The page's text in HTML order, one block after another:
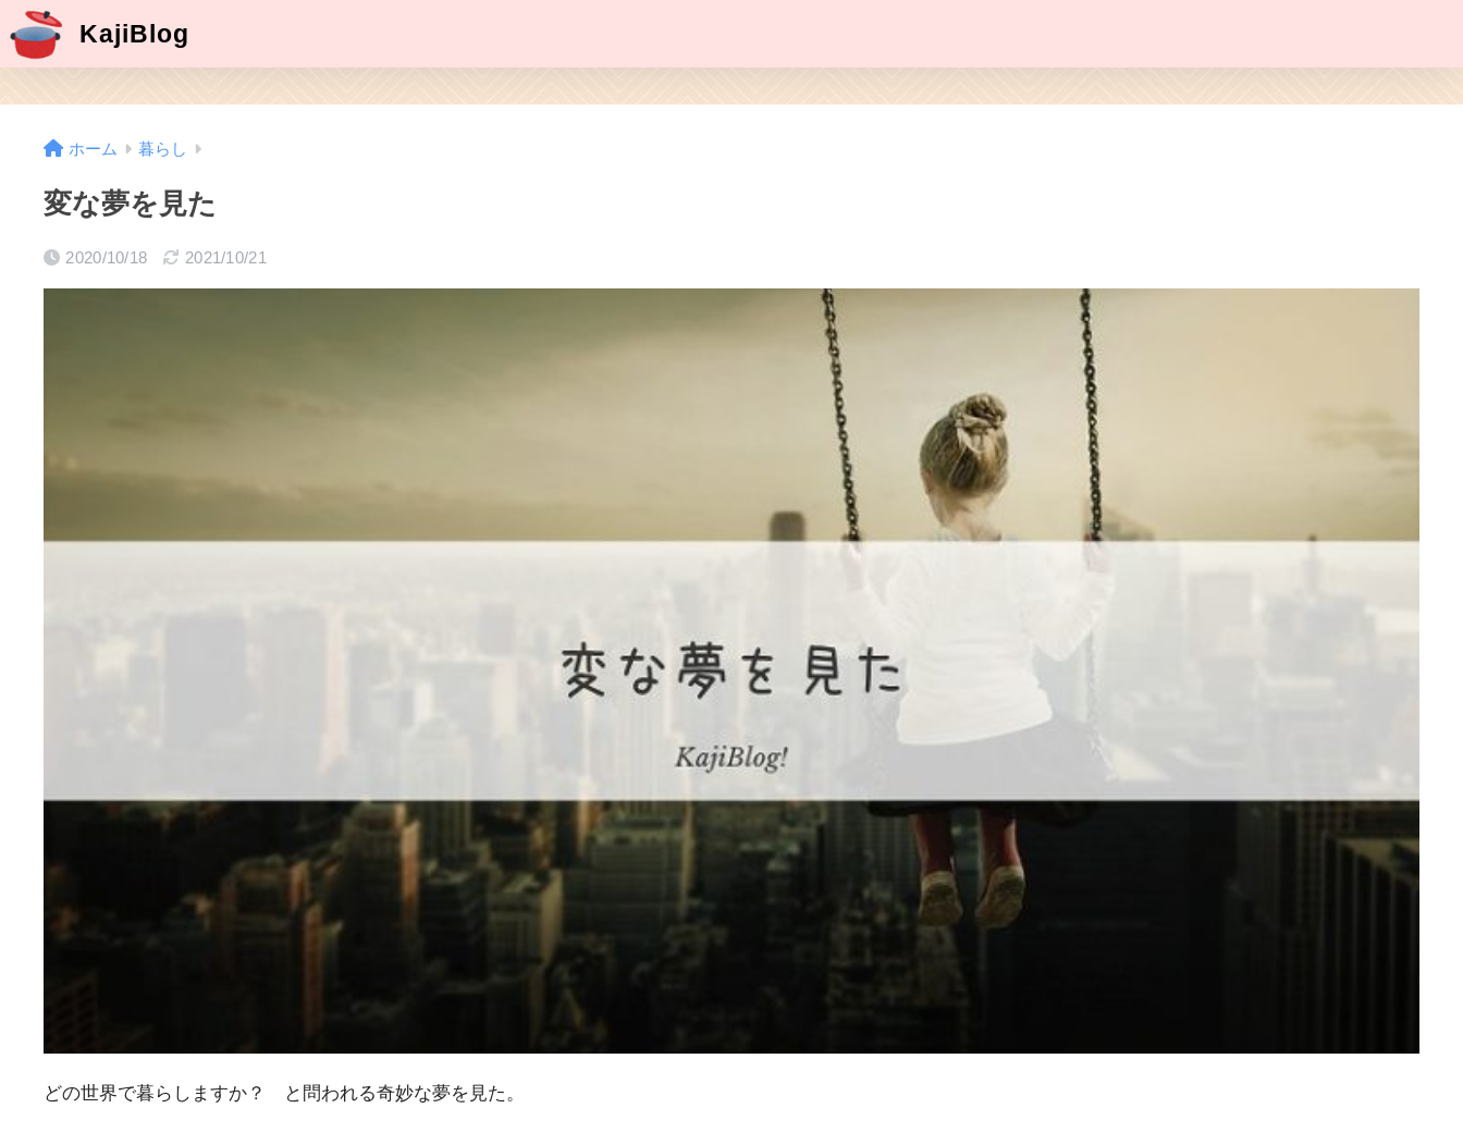
KajiBlog
ホーム 暮らし
変な夢を見た
2020/10/18 2021/10/21
どの世界で暮らしますか？ と問われる奇妙な夢を見た。